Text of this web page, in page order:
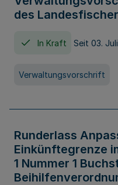
des
In Kraft Seit 03.
Verwaltungsvorschrift
Runderlass
Einkünftegrenze
1 Nummer 1